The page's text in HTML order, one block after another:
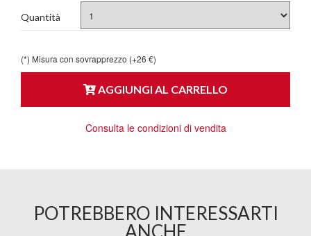
Quantità
(*) Misura con sovrapprezzo (+26 €)
AGGIUNGI AL CARRELLO
Consulta le condizioni di vendita
POTREBBERO INTERESSARTI
ANCHE